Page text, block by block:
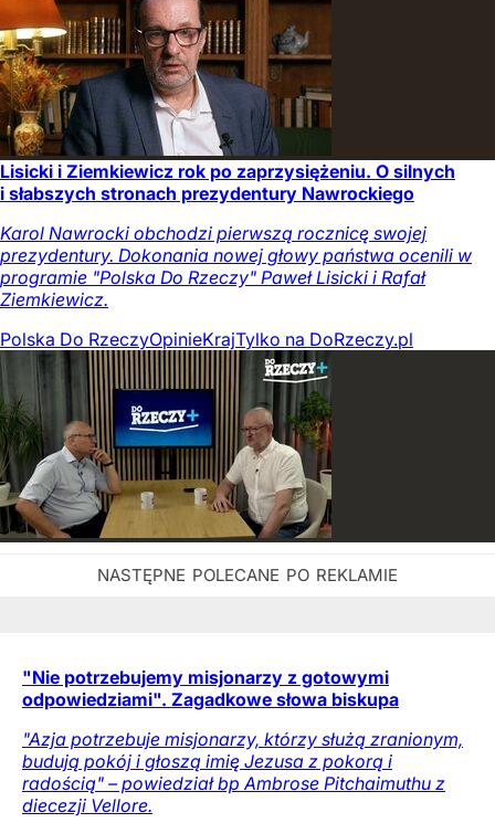
Lisicki i Ziemkiewicz rok po zaprzysiężeniu. O silnych
i słabszych stronach prezydentury Nawrockiego
Karol Nawrocki obchodzi pierwszą rocznicę swojej
prezydentury. Dokonania nowej głowy państwa ocenili w
programie "Polska Do Rzeczy" Paweł Lisicki i Rafał
Ziemkiewicz.
Polska Do RzeczyOpinieKrajTylko na DoRzeczy.pl
"Nie potrzebujemy misjonarzy z gotowymi
odpowiedziami". Zagadkowe słowa biskupa
"Azja potrzebuje misjonarzy, którzy służą zranionym,
budują pokój i głoszą imię Jezusa z pokorą i
radością" – powiedział bp Ambrose Pitchaimuthu z
diecezji Vellore.